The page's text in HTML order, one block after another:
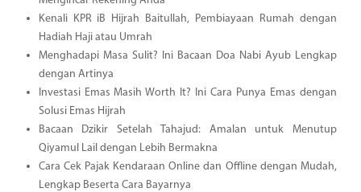
Kenali KPR iB Hijrah Baitullah, Pembiayaan Rumah dengan
Hadiah Haji atau Umrah
Menghadapi Masa Sulit? Ini Bacaan Doa Nabi Ayub Lengkap
dengan Artinya
Investasi Emas Masih Worth It? Ini Cara Punya Emas dengan
Solusi Emas Hijrah
Bacaan Dzikir Setelah Tahajud: Amalan untuk Menutup
Qiyamul Lail dengan Lebih Bermakna
Cara Cek Pajak Kendaraan Online dan Offline dengan Mudah,
Lengkap Beserta Cara Bayarnya